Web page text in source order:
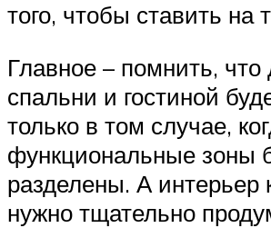
того, чтобы ставить на
Главное – помнить, что
спальни и гостиной
только в том случае,
функциональные зоны
разделены. А интерьер
нужно тщательно